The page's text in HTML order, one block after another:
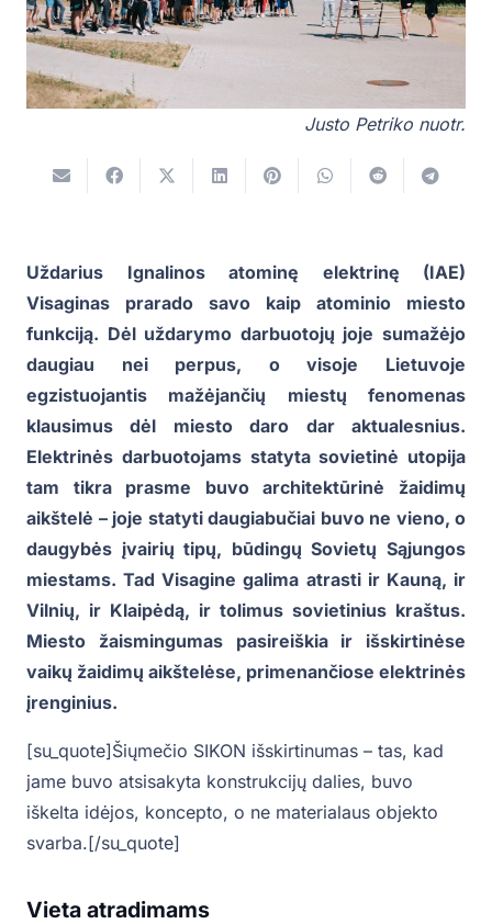
Justo Petriko nuotr.
Uždarius Ignalinos atominę elektrinę (IAE)
Visaginas prarado savo kaip atominio miesto
funkciją. Dėl uždarymo darbuotojų joje sumažėjo
daugiau nei perpus, o visoje Lietuvoje
egzistuojantis mažėjančių miestų fenomenas
klausimus dėl miesto daro dar aktualesnius.
Elektrinės darbuotojams statyta sovietinė utopija
tam tikra prasme buvo architektūrinė žaidimų
aikštelė – joje statyti daugiabučiai buvo ne vieno, o
daugybės įvairių tipų, būdingų Sovietų Sąjungos
miestams. Tad Visagine galima atrasti ir Kauną, ir
Vilnių, ir Klaipėdą, ir tolimus sovietinius kraštus.
Miesto žaismingumas pasireiškia ir išskirtinėse
vaikų žaidimų aikštelėse, primenančiose elektrinės
įrenginius.
[su_quote]Šiųmečio SIKON išskirtinumas – tas, kad
jame buvo atsisakyta konstrukcijų dalies, buvo
iškelta idėjos, koncepto, o ne materialaus objekto
svarba.[/su_quote]
Vieta atradimams